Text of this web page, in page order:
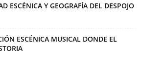
ESCÉNICA Y GEOGRAFÍA DEL DESPOJO
ESCÉNICA MUSICAL DONDE EL